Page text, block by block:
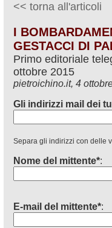
<< torna all'articoli
I
GESTACCI DI
Primo editoriale
ottobre 2015
pietroichino.it, 4
Gli indirizzi mail dei
Separa gli indirizzi con delle
Nome del mittente*:
E-mail del mittente*: